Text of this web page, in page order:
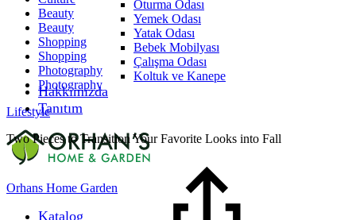
Oturma Odası
Yemek Odası
Yatak Odası
Bebek Mobilyası
Çalışma Odası
Koltuk ve Kanepe
Hakkımızda
Tanıtım
Orhans Home Garden
Katalog
Beauty
Beauty
Shopping
Shopping
Photography
Photography
Lifestyle
Two Pieces to Transition Your Favorite Looks into Fall